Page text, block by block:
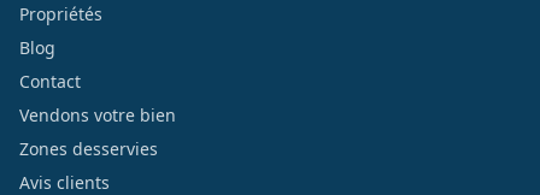
Propriétés
Blog
Contact
Vendons votre bien
Zones desservies
Avis clients